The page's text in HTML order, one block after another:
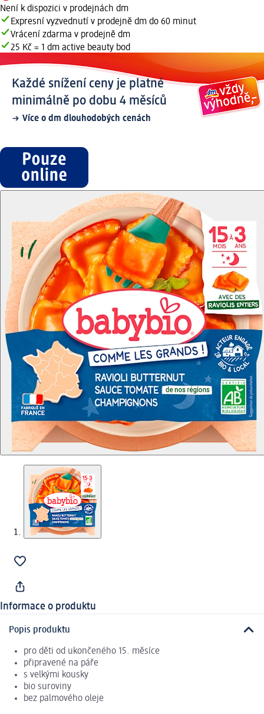
Není k dispozici v prodejnách dm
Expresní vyzvednutí v prodejně dm do 60 minut
Vrácení zdarma v prodejně dm
25 Kč = 1 dm active beauty bod
Každé snížení ceny je platné
minimálně po dobu 4 měsíců
Více o dm dlouhodobých cenách
Informace o produktu
Popis produktu
pro děti od ukončeného 15. měsíce
připravené na páře
s velkými kousky
bio suroviny
bez palmového oleje